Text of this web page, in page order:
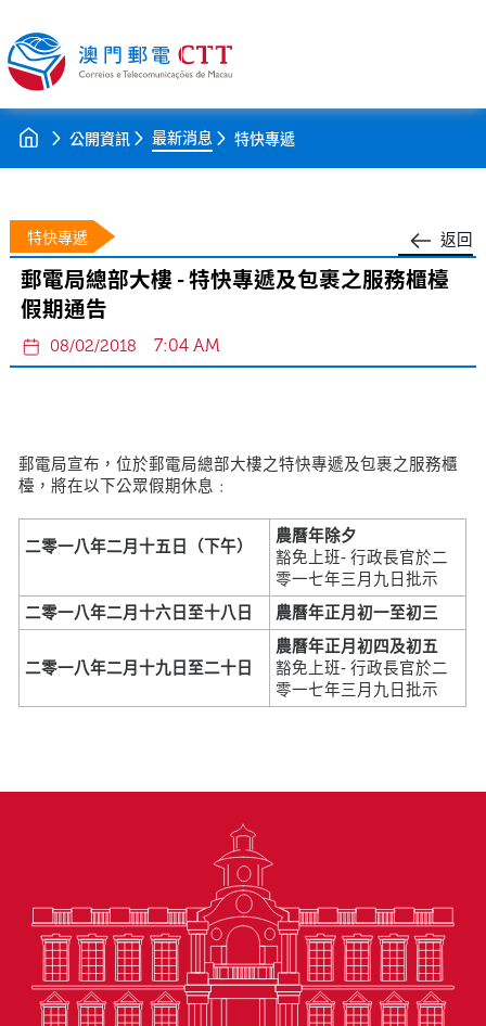
公開資訊 最新消息 特快專遞
返回
特快專遞
郵電局總部大樓 - 特快專遞及包裹之服務櫃檯
假期通告
08/02/2018 7:04 AM
郵電局宣布，位於郵電局總部大樓之特快專遞及包裹之服務櫃
檯，將在以下公眾假期休息﹕
二零一八年二月十五日 （下午）
農曆年除夕
豁免上班- 行政長官於二
零一七年三月九日批示
二零一八年二月十六日至十八日
農曆年正月初一至初三
二零一八年二月十九日至二十日
農曆年正月初四及初五
豁免上班- 行政長官於二
零一七年三月九日批示